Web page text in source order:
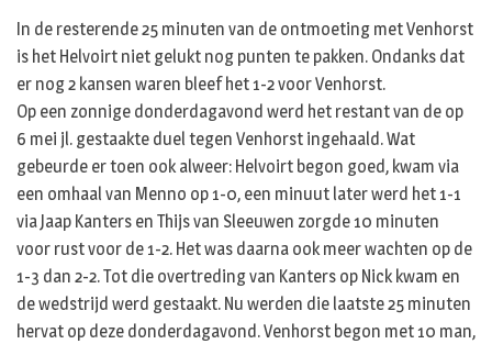
In de resterende 25 minuten van de ontmoeting met Venhorst
is het Helvoirt niet gelukt nog punten te pakken. Ondanks dat
er nog 2 kansen waren bleef het 1-2 voor Venhorst.
Op een zonnige donderdagavond werd het restant van de op
6 mei jl. gestaakte duel tegen Venhorst ingehaald. Wat
gebeurde er toen ook alweer: Helvoirt begon goed, kwam via
een omhaal van Menno op 1-0, een minuut later werd het 1-1
via Jaap Kanters en Thijs van Sleeuwen zorgde 10 minuten
voor rust voor de 1-2. Het was daarna ook meer wachten op de
1-3 dan 2-2. Tot die overtreding van Kanters op Nick kwam en
de wedstrijd werd gestaakt. Nu werden die laatste 25 minuten
hervat op deze donderdagavond. Venhorst begon met 10 man,